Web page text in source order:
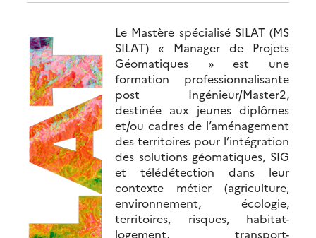
Le Mastère spécialisé SILAT (MS
SILAT) « Manager de Projets
Géomatiques » est une
formation professionnalisante
post Ingénieur/Master2,
destinée aux jeunes diplômes
et/ou cadres de l’aménagement
des territoires pour l’intégration
des solutions géomatiques, SIG
et télédétection dans leur
contexte métier (agriculture,
environnement, écologie,
territoires, risques, habitat-
logement, transport-